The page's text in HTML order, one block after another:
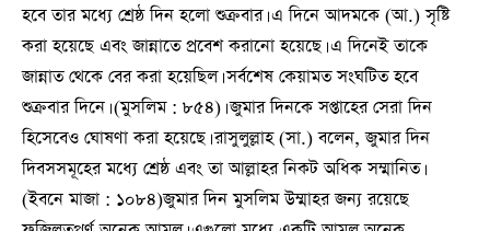
হবে তার মধ্যে শ্রেষ্ঠ দিন হলো শুক্রবার। এ দিনে আদমকে (আ.) সৃষ্টি
করা হয়েছে এবং জান্নাতে প্রবেশ করানো হয়েছে। এ দিনেই তাকে
জান্নাত থেকে বের করা হয়েছিল। সর্বশেষ কেয়ামত সংঘটিত হবে
শুক্রবার দিনে। (মুসলিম : ৮৫৪)। জুমার দিনকে সপ্তাহের সেরা দিন
হিসেবেও ঘোষণা করা হয়েছে। রাসুলুল্লাহ (সা.) বলেন, জুমার দিন
দিবসসমূহের মধ্যে শ্রেষ্ঠ এবং তা আল্লাহর নিকট অধিক সম্মানিত।
(ইবনে মাজা : ১০৮৪)জুমার দিন মুসলিম উম্মাহর জন্য রয়েছে